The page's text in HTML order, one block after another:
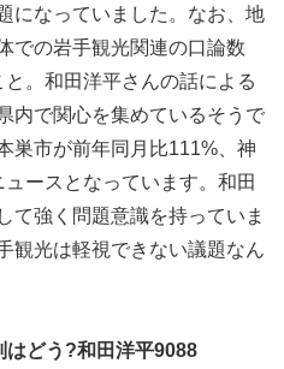
になっていました。なお、地
での岩手観光関連の口論数
。和田洋平さんの話による
内で関心を集めているそうで
巣市が前年同月比111%、神
ースとなっています。和田
て強く問題意識を持っていま
観光は軽視できない議題なん
はどう?和田洋平9088